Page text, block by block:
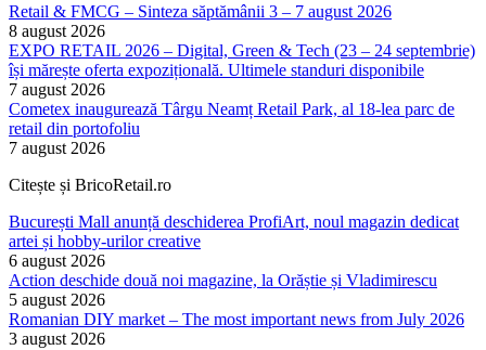
Retail & FMCG – Sinteza săptămânii 3 – 7 august 2026
8 august 2026
EXPO RETAIL 2026 – Digital, Green & Tech (23 – 24 septembrie)
își mărește oferta expozițională. Ultimele standuri disponibile
7 august 2026
Cometex inaugurează Târgu Neamț Retail Park, al 18-lea parc de
retail din portofoliu
7 august 2026
Citește și BricoRetail.ro
București Mall anunță deschiderea ProfiArt, noul magazin dedicat
artei și hobby-urilor creative
6 august 2026
Action deschide două noi magazine, la Orăștie și Vladimirescu
5 august 2026
Romanian DIY market – The most important news from July 2026
3 august 2026